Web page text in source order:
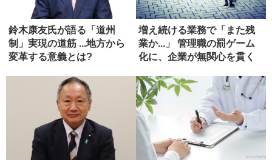
鈴木康友氏が語る「道州
制」実現の道筋 ...地方から
変革する意義とは?
増え続ける業務で「また残
業か...」 管理職の罰ゲーム
化に、企業が無関心を貫く